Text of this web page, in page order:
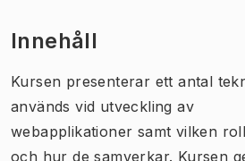
Innehåll
Kursen presenterar ett antal
används vid utveckling av
webapplikationer samt vilken
och hur de samverkar. Kursen